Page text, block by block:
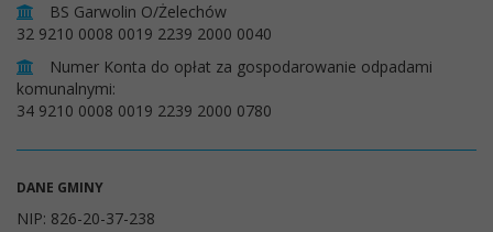
BS Garwolin O/Żelechów
32 9210 0008 0019 2239 2000 0040
Numer Konta do opłat za gospodarowanie odpadami
komunalnymi:
34 9210 0008 0019 2239 2000 0780
DANE GMINY
NIP: 826-20-37-238